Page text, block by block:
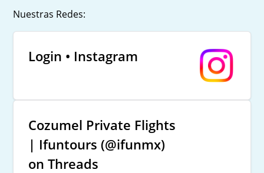
Nuestras Redes:
Login • Instagram
Cozumel Private Flights
| Ifuntours (@ifunmx)
on Threads